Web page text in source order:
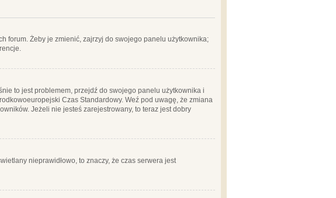
forum. Żeby je zmienić, zajrzyj do swojego panelu użytkownika;
to jest problemem, przejdź do swojego panelu użytkownika i
Czas Standardowy. Weź pod uwagę, że zmiana
Jeżeli nie jesteś zarejestrowany, to teraz jest dobry
nieprawidłowo, to znaczy, że czas serwera jest